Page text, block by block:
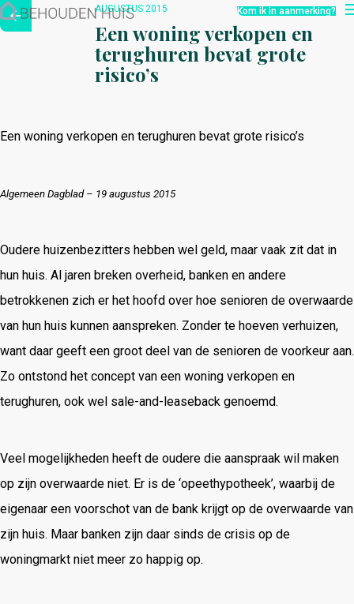
Hoe werkt het?
Over ons
Nieuwsbrief
Kom ik in aanmerking?
AUGUSTUS 2015
Een woning verkopen en
terughuren bevat grote
risico’s
Een woning verkopen en terughuren bevat grote risico’s
Algemeen Dagblad – 19 augustus 2015
Oudere huizenbezitters hebben wel geld, maar vaak zit dat in
hun huis. Al jaren breken overheid, banken en andere
betrokkenen zich er het hoofd over hoe senioren de overwaarde
van hun huis kunnen aanspreken. Zonder te hoeven verhuizen,
want daar geeft een groot deel van de senioren de voorkeur aan.
Zo ontstond het concept van een woning verkopen en
terughuren, ook wel sale-and-leaseback genoemd.
Veel mogelijkheden heeft de oudere die aanspraak wil maken
op zijn overwaarde niet. Er is de ‘opeethypotheek’, waarbij de
eigenaar een voorschot van de bank krijgt op de overwaarde van
zijn huis. Maar banken zijn daar sinds de crisis op de
woningmarkt niet meer zo happig op.